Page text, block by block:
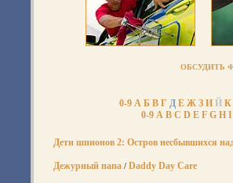
ОБСУДИТЬ
0-9 А Б В Г Д Е Ж З И Й К
0-9 A B C D E F G H I
Дети шпионов 2: Остров несбывшихся
Дежурный папа / Daddy Day Care